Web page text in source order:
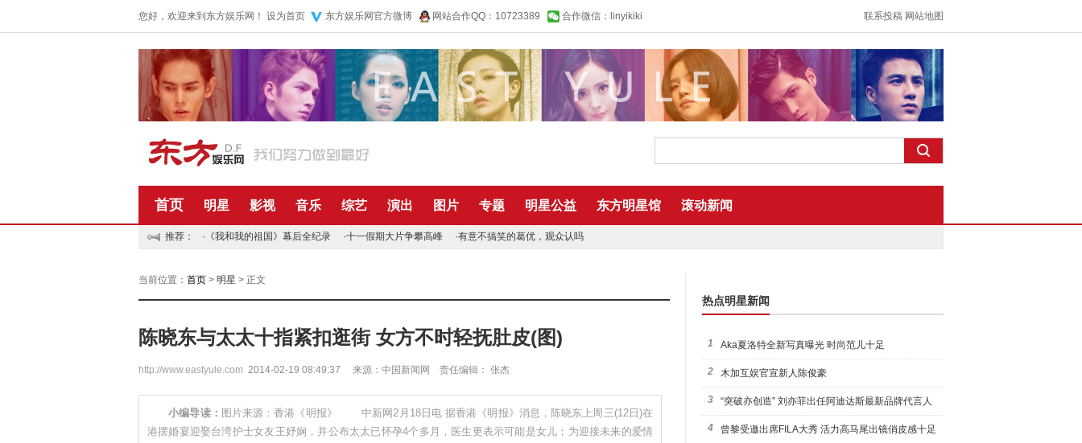
您好，欢迎来到东方娱乐网！ 设为首页 东方娱乐网官方微博 网站合作QQ：10723389 合作微信：linyikiki 联系投稿 网站地图
首页 明星 影视 音乐 综艺 演出 图片 专题 明星公益 东方明星馆 滚动新闻
推荐： · 《我和我的祖国》幕后全纪录 ·十一假期大片争攀高峰 ·有意不搞笑的葛优，观众认吗
当前位置： 首页 > 明星 > 正文
陈晓东与太太十指紧扣逛街 女方不时轻抚肚皮(图)
http://www.eastyule.com 2014-02-19 08:49:37 来源：中国新闻网 责任编辑： 张杰
小编导读： 图片来源：香港《明报》 中新网2月18日电 据香港《明报》消息，陈晓东上周三(12日)在
港摆婚宴迎娶台湾护士女友王妤娴，并公布太太已怀孕4个多月，医生更表示可能是女儿；为迎接未来的爱情
热点明星新闻
1 Aka夏洛特全新写真曝光 时尚范儿十足
2 木加互娱官宣新人陈俊豪
3 “突破亦创造” 刘亦菲出任阿迪达斯最新品牌代言人
引爆
4 曾黎受邀出席FILA大秀 活力高马尾出镜俏皮感十足